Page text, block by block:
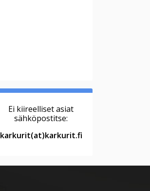
Ei kiireelliset asiat
sähköpostitse:
karkurit(at)karkurit.fi